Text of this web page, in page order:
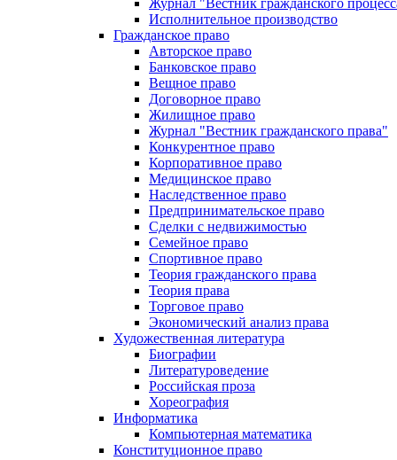
Журнал "Вестник гражданского
Исполнительное производство
Гражданское право
Авторское право
Банковское право
Вещное право
Договорное право
Жилищное право
Журнал "Вестник гражданского права"
Конкурентное право
Корпоративное право
Медицинское право
Наследственное право
Предпринимательское право
Сделки с недвижимостью
Семейное право
Спортивное право
Теория гражданского права
Теория права
Торговое право
Экономический анализ права
Художественная литература
Биографии
Литературоведение
Российская проза
Хореография
Информатика
Компьютерная математика
Конституционное право